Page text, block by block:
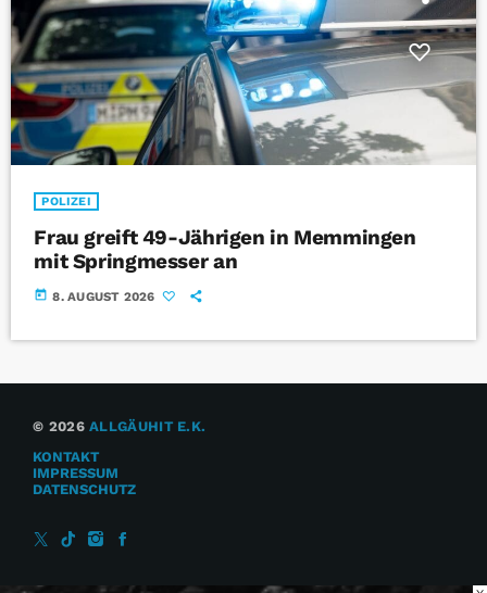
POLIZEI
Frau greift 49-Jährigen in Memmingen
mit Springmesser an
today 8. AUGUST 2026
© 2026ALLGÄUHIT E.K.
KONTAKT
IMPRESSUM
DATENSCHUTZ